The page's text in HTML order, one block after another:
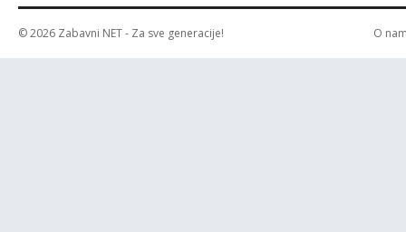
© 2026 Zabavni NET- Za sve generacije! O